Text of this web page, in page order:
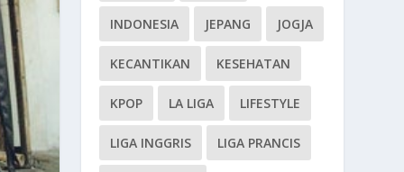
INDONESIA JEPANG JOGJA
KECANTIKAN KESEHATAN
KPOP LA LIGA LIFESTYLE
LIGA INGGRIS LIGA PRANCIS